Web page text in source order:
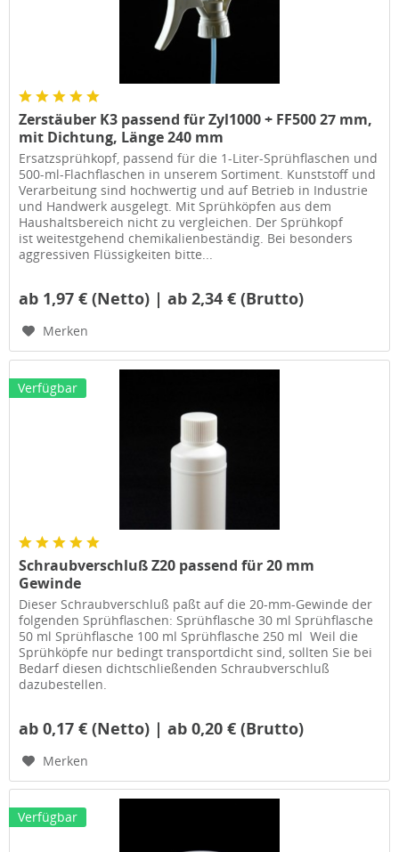
Zerstäuber K3 passend für Zyl1000 + FF500 27 mm,
mit Dichtung, Länge 240 mm
Ersatzsprühkopf, passend für die 1-Liter-Sprühflaschen und
500-ml-Flachflaschen in unserem Sortiment. Kunststoff und
Verarbeitung sind hochwertig und auf Betrieb in Industrie
und Handwerk ausgelegt. Mit Sprühköpfen aus dem
Haushaltsbereich nicht zu vergleichen. Der Sprühkopf
ist weitestgehend chemikalienbeständig. Bei besonders
aggressiven Flüssigkeiten bitte...
ab 1,97 € (Netto) | ab 2,34 € (Brutto)
Merken
Verfügbar
Schraubverschluß Z20 passend für 20 mm
Gewinde
Dieser Schraubverschluß paßt auf die 20-mm-Gewinde der
folgenden Sprühflaschen: Sprühflasche 30 ml Sprühflasche
50 ml Sprühflasche 100 ml Sprühflasche 250 ml Weil die
Sprühköpfe nur bedingt transportdicht sind, sollten Sie bei
Bedarf diesen dichtschließenden Schraubverschluß
dazubestellen.
ab 0,17 € (Netto) | ab 0,20 € (Brutto)
Merken
Verfügbar